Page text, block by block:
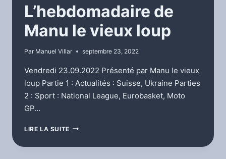
L’hebdomadaire de
Manu le vieux loup
Par Manuel Villar septembre 23, 2022
Vendredi 23.09.2022 Présenté par Manu le vieux
loup Partie 1 : Actualités : Suisse, Ukraine Parties
2 : Sport : National League, Eurobasket, Moto
GP…
LIRE LA SUITE L’HEBDOMADAIRE
MANU